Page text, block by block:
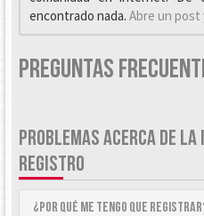
encontrado nada. Abre un post
Preguntas
PROBLEMAS ACERCA DE
REGISTRO
¿Por qué me tengo que